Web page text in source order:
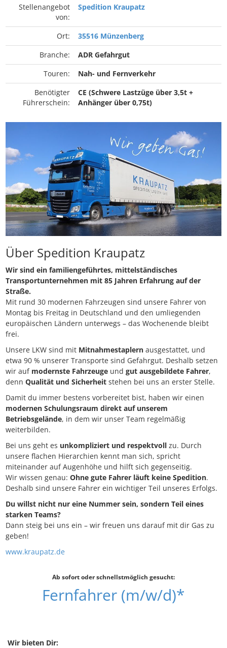
Stellenangebot
von:
Spedition Kraupatz
Ort:
35516 Münzenberg
Branche:
ADR Gefahrgut
Touren:
Nah- und Fernverkehr
Benötigter
Führerschein:
CE (Schwere Lastzüge über 3,5t +
Anhänger über 0,75t)
Über Spedition Kraupatz
Wir sind ein familiengeführtes, mittelständisches
Transportunternehmen mit 85 Jahren Erfahrung auf der
Straße.
Mit rund 30 modernen Fahrzeugen sind unsere Fahrer von
Montag bis Freitag in Deutschland und den umliegenden
europäischen Ländern unterwegs – das Wochenende bleibt
frei.
Unsere LKW sind mit Mitnahmestaplern ausgestattet, und
etwa 90 % unserer Transporte sind Gefahrgut. Deshalb setzen
wir auf modernste Fahrzeuge und gut ausgebildete Fahrer,
denn Qualität und Sicherheit stehen bei uns an erster Stelle.
Damit du immer bestens vorbereitet bist, haben wir einen
modernen Schulungsraum direkt auf unserem
Betriebsgelände, in dem wir unser Team regelmäßig
weiterbilden.
Bei uns geht es unkompliziert und respektvoll zu. Durch
unsere flachen Hierarchien kennt man sich, spricht
miteinander auf Augenhöhe und hilft sich gegenseitig.
Wir wissen genau: Ohne gute Fahrer läuft keine Spedition.
Deshalb sind unsere Fahrer ein wichtiger Teil unseres Erfolgs.
Du willst nicht nur eine Nummer sein, sondern Teil eines
starken Teams?
Dann steig bei uns ein – wir freuen uns darauf mit dir Gas zu
geben!
www.kraupatz.de
Ab sofort oder schnellstmöglich gesucht:
Fernfahrer (m/w/d)*
Wir bieten Dir: